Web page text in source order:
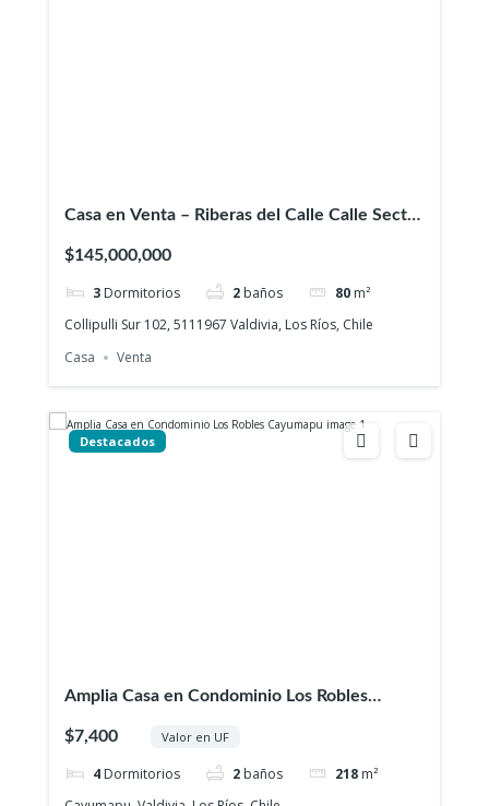
Casa en Venta – Riberas del Calle Calle Sector
$145,000,000
3 Dormitorios 2 baños 80 m²
Collipulli Sur 102, 5111967 Valdivia, Los Ríos, Chile
Casa
Venta
Destacados
Amplia Casa en Condominio Los Robles
$7,400
Valor en UF
4 Dormitorios 2 baños 218 m²